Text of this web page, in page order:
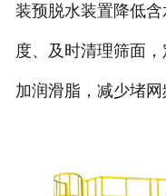
装预脱水装置降低
度、及时清理筛面
加润滑脂，减少堵网